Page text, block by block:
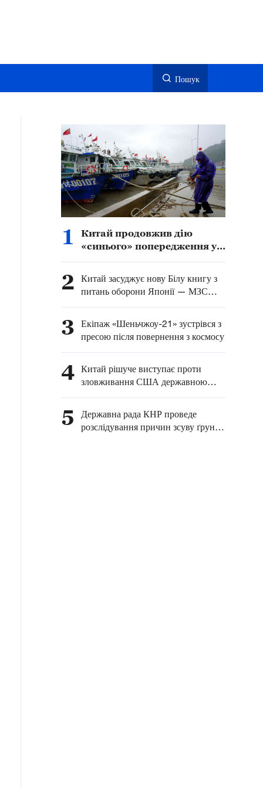
Пошук
1
Китай продовжив дію
«синього» попередження у
2 Китай засуджує нову Білу книгу з
питань оборони Японії — МЗС
КНР
3 Екіпаж «Шеньчжоу-21» зустрівся з
пресою після повернення з космосу
4 Китай рішуче виступає проти
зловживання США державною
владою з метою необґрунтованого
МЗС КНР
5
Державна рада КНР проведе
розслідування причин зсуву ґрунту